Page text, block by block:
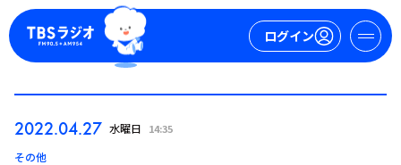
ログイン
2022.04.27 水曜日 14:35
その他